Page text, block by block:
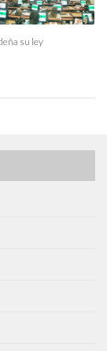
su ley